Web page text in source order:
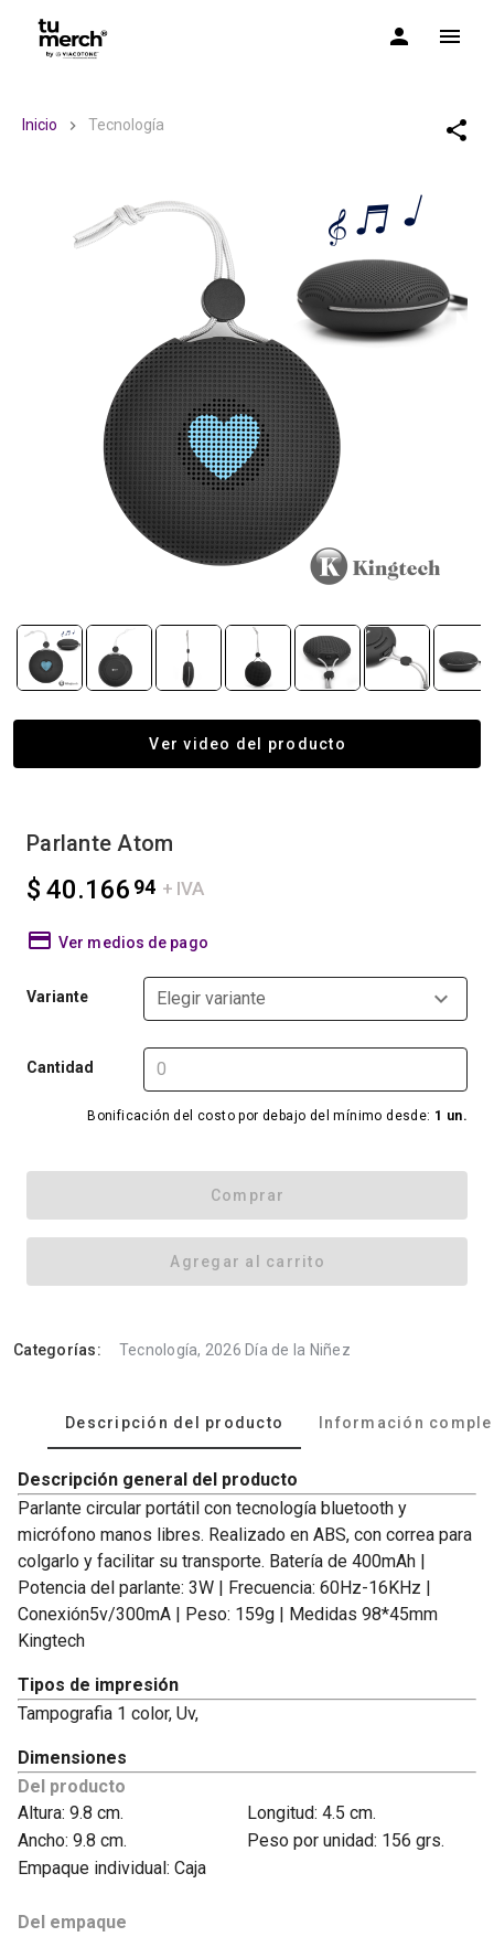
TuMerch by Via Cotone
Inicio Tecnología
Ver video del producto
Parlante Atom
$ 40.16694 + IVA
Ver medios de pago
Variante Elegir variante
Cantidad
Bonificación del costo por debajo del mínimo desde: 1 un.
Comprar
Agregar al carrito
Categorías: Tecnología, 2026 Día de la Niñez
Descripción del producto Información
Descripción general del producto
Parlante circular portátil con tecnología bluetooth y
micrófono manos libres. Realizado en ABS, con correa para
colgarlo y facilitar su transporte. Batería de 400mAh |
Potencia del parlante: 3W | Frecuencia: 60Hz-16KHz |
Conexión5v/300mA | Peso: 159g | Medidas 98*45mm
Kingtech
Tipos de impresión
Tampografia 1 color, Uv,
Dimensiones
Del producto
Altura: 9.8 cm.
Longitud: 4.5 cm.
Ancho: 9.8 cm.
Peso por unidad: 156 grs.
Empaque individual: Caja
Del empaque